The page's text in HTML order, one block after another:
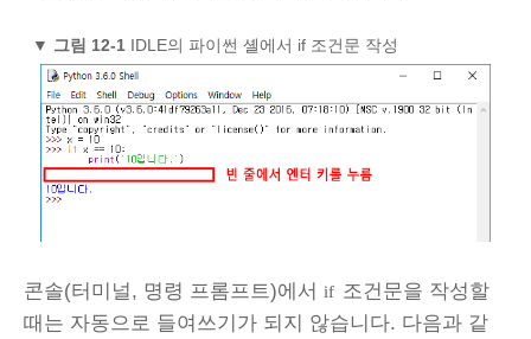
▼ 그림 12-1IDLE의 파이썬 셸에서 if 조건문 작성
콘솔(터미널, 명령 프롬프트)에서 if 조건문을 작성할
때는 자동으로 들여쓰기가 되지 않습니다. 다음과 같